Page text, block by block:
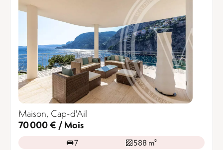
Maison, Cap-d'Ail
70 000 € / Mois
7 588 m²